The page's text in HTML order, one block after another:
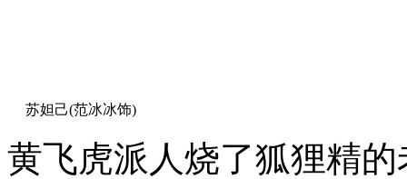
苏妲己(范冰冰饰)
黄飞虎派人烧了狐狸精